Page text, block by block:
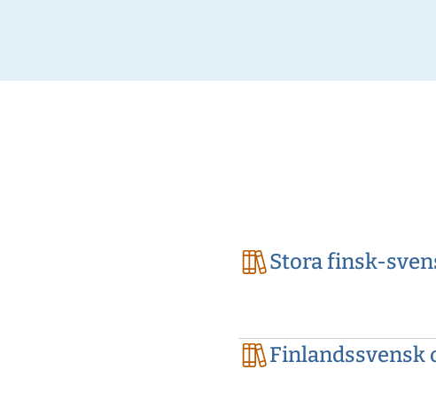
Stora finsk-
Finlandssvensk